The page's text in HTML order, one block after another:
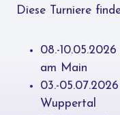
Diese Turniere
08.-10.05.2026
am Main
03.-05.07.2026
Wuppertal